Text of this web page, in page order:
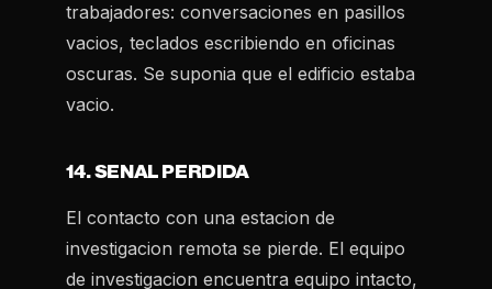
trabajadores: conversaciones en pasillos
vacios, teclados escribiendo en oficinas
oscuras. Se suponia que el edificio estaba
vacio.
14. SENAL PERDIDA
El contacto con una estacion de
investigacion remota se pierde. El equipo
de investigacion encuentra equipo intacto,